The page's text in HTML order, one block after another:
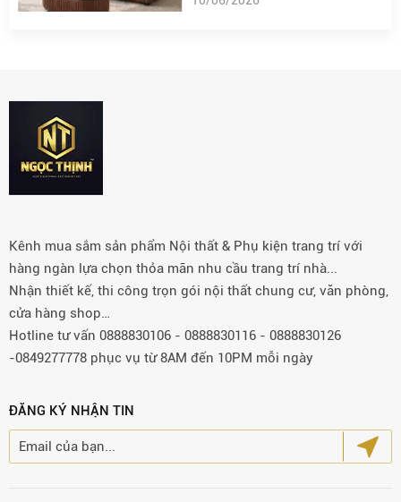
Kênh mua sắm sản phẩm Nội thất & Phụ kiện trang trí với
hàng ngàn lựa chọn thỏa mãn nhu cầu trang trí nhà...
Nhận thiết kế, thi công trọn gói nội thất chung cư, văn phòng,
cửa hàng shop…
Hotline tư vấn 0888830106 - 0888830116 - 0888830126
-0849277778 phục vụ từ 8AM đến 10PM mỗi ngày
ĐĂNG KÝ NHẬN TIN